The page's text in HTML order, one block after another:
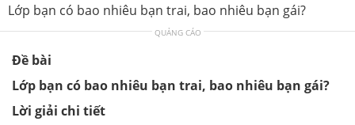
Lớp bạn có bao nhiêu bạn trai, bao nhiêu bạn gái?
QUẢNG CÁO
Đề bài
Lớp bạn có bao nhiêu bạn trai, bao nhiêu bạn gái?
Lời giải chi tiết